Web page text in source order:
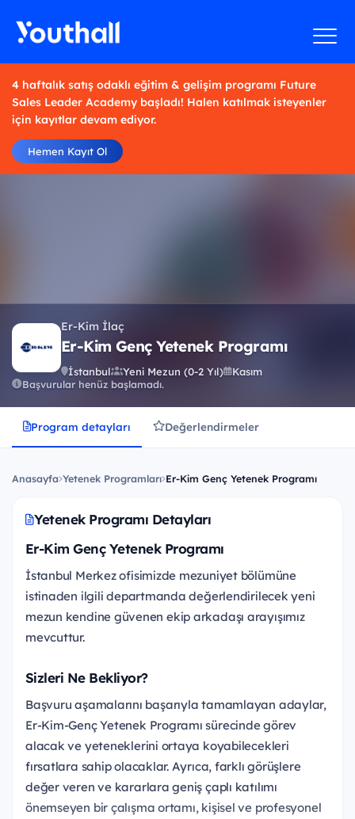
4 haftalık satış odaklı eğitim & gelişim programı Future
Sales Leader Academy başladı! Halen katılmak isteyenler
için kayıtlar devam ediyor.
Hemen Kayıt Ol
Er-Kim İlaç
Er-Kim Genç Yetenek Programı
İstanbul Yeni Mezun (0-2 Yıl)
Kasım
Başvurular henüz başlamadı.
Program detayları Değerlendirmeler
Anasayfa Yetenek Programları Er-Kim Genç Yetenek Programı
Yetenek Programı Detayları
Er-Kim Genç Yetenek Programı
İstanbul Merkez ofisimizde mezuniyet bölümüne
istinaden ilgili departmanda değerlendirilecek yeni
mezun kendine güvenen ekip arkadaşı arayışımız
mevcuttur.
Sizleri Ne Bekliyor?
Başvuru aşamalarını başarıyla tamamlayan adaylar,
Er-Kim-Genç Yetenek Programı sürecinde görev
alacak ve yeteneklerini ortaya koyabilecekleri
fırsatlara sahip olacaklar. Ayrıca, farklı görüşlere
değer veren ve kararlara geniş çaplı katılımı
önemseyen bir çalışma ortamı, kişisel ve profesyonel